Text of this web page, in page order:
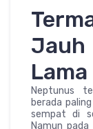
Jauh
Lama
Neptunus
berada
sempat di
Namun